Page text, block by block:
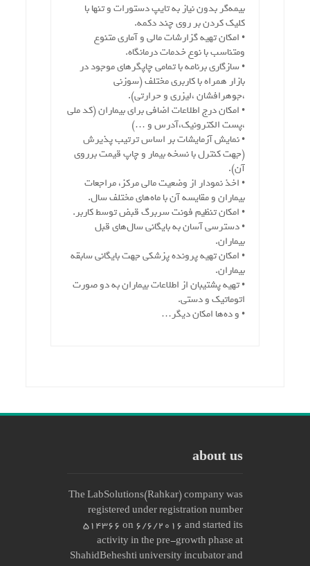
بیمه‌گر بدون نیاز به تایپ دستورات و تنها با
کلیک کردن بر روی چند دکمه.
• امکان تهیه گزارشات مالی و آماری متنوع
ومتناسب با نوع خدمات درمانگاه.
• سازگاری برنامه با تمامی چاپگرهای موجود در
بازار همراه با کاربری مختلف (سوزنی
،جوهرافشان ،لیزری و حرارتی).
• امکان درج اطلاعات اضافی برای بیماران (کد ملی
،پست الکترونیک،آدرس و …)
• نمایش آزمایشات بر اساس ترتیب پذیرش
(جهت کنترل با نسخه بیمار و چاپ قیمت برروی
آن).
• اخذ نمودار از وضعیت مالی مرکز، مراجعات
بیماران و مقایسه آن با ماه‌های مختلف سال.
• امکان تنظیم فونت سربرگ قبض توسط کاربر.
• دسترسی آسان به بایگانی سال‌های قبل
بیماران.
• امکان تهیه پرونده پزشکی جهت بایگانی سابقه
بیماران.
• تهیه پشتیبان از اطلاعات بیماران به دو صورت
اتوماتیک و دستی.
• و ده‌ها امکان دیگر…
about us
The LabSolutions(Rahkar) company was
registered under registration number
514366 on 6/6/2016 and started its
activity in the pre-growth phase at
ShahidBeheshti university incubator and